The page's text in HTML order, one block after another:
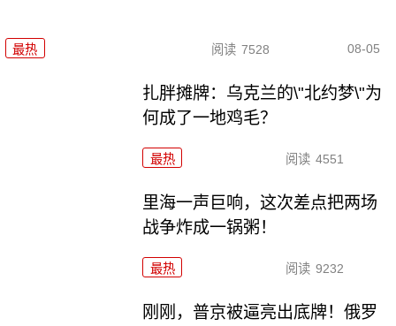
最热 阅读 7528 08-05
扎胖摊牌：乌克兰的\"北约梦\"为
何成了一地鸡毛？
最热 阅读 4551
里海一声巨响，这次差点把两场
战争炸成一锅粥！
最热 阅读 9232
刚刚，普京被逼亮出底牌！俄罗